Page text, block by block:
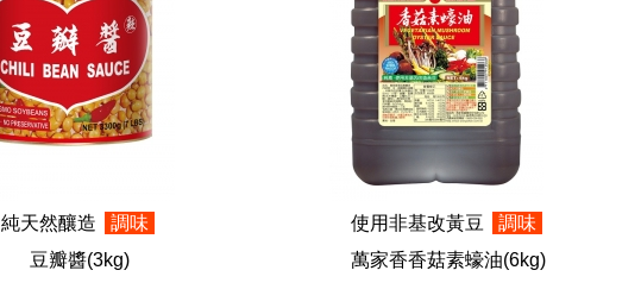
純天然釀造
調味
豆瓣醬(3kg)
使用非基改黃豆
調味
萬家香香菇素蠔油(6kg)